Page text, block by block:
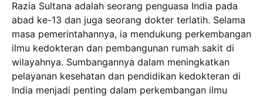
Razia Sultana adalah seorang penguasa India pada
abad ke-13 dan juga seorang dokter terlatih. Selama
masa pemerintahannya, ia mendukung perkembangan
ilmu kedokteran dan pembangunan rumah sakit di
wilayahnya. Sumbangannya dalam meningkatkan
pelayanan kesehatan dan pendidikan kedokteran di
India menjadi penting dalam perkembangan ilmu